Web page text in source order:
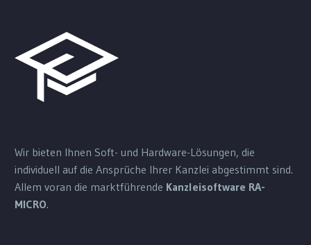
Wir bieten Ihnen Soft- und Hardware-Lösungen, die
individuell auf die Ansprüche Ihrer Kanzlei abgestimmt sind.
Allem voran die marktführende Kanzleisoftware RA-
MICRO.